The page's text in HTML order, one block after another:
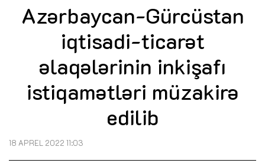
Azərbaycan-Gürcüstan
iqtisadi-ticarət
əlaqələrinin inkişafı
istiqamətləri müzakirə
edilib
18 APREL 2022 11:03